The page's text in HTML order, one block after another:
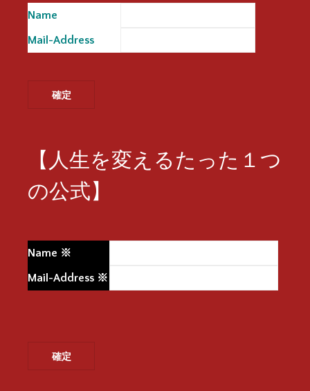
Name
Mail-Address
【人生を変えるたった１つ
の公式】
Name ※
Mail-Address ※